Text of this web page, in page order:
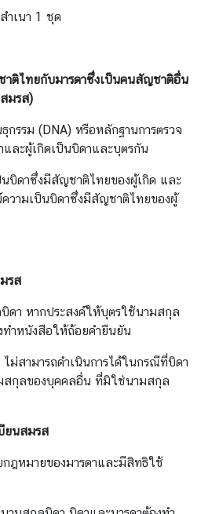
เนา 1 ชุด
าติไทยกับมารดาซึ่งเป็นคนสัญชาติอื่น
มรส)
รรม (DNA) หรือหลักฐานการตรวจ
ละผู้เกิดเป็นบิดาและบุตรกัน
บิดาซึ่งมีสัญชาติไทยของผู้เกิด และ
วามเป็นบิดาซึ่งมีสัญชาติไทยของผู้
รส
หากประสงค์ให้บุตรใช้นามสกุล
ทำหนังสือให้ถ้อยคำยืนยัน
สามารถดำเนินการได้ในกรณีที่บิดา
สกุลของบุคคลอื่น ที่มิใช่นามสกุล
ยนสมรส
หมายของมารดาและมีสิทธิใช้